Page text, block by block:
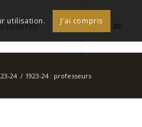
24 / 1923-24 : professeurs
utilisation. J'ai compris